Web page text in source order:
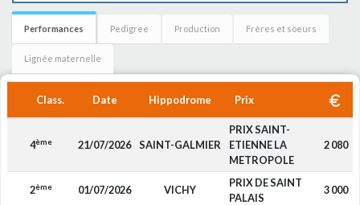
Performances Pedigree Production Frères et soeurs
Lignée maternelle
Class. Date Hippodrome Prix
4ème 21/07/2026 SAINT-GALMIER
PRIX SAINT-
ETIENNE LA
METROPOLE
2 080
2ème 01/07/2026 VICHY
PRIX DE SAINT
PALAIS
3 000